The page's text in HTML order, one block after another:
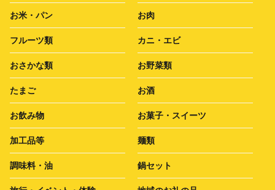
お米・パン お肉
フルーツ類 カニ・エビ
おさかな類 お野菜類
たまご お酒
お飲み物 お菓子・スイーツ
加工品等 麺類
調味料・油 鍋セット